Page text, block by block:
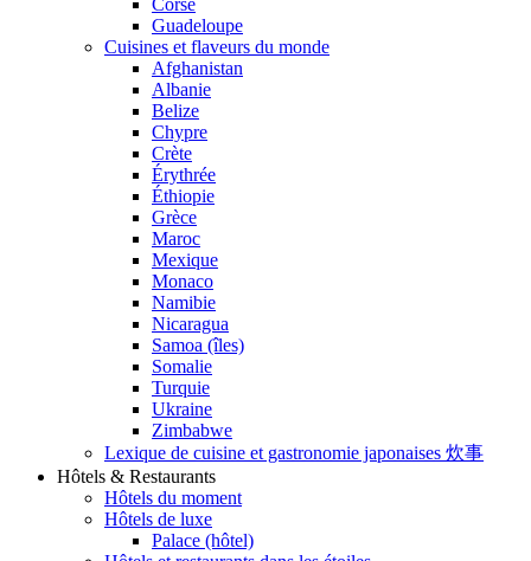
Corse
Guadeloupe
Cuisines et flaveurs du monde
Afghanistan
Albanie
Belize
Chypre
Crète
Érythrée
Éthiopie
Grèce
Maroc
Mexique
Monaco
Namibie
Nicaragua
Samoa (îles)
Somalie
Turquie
Ukraine
Zimbabwe
Lexique de cuisine et gastronomie japonaises 炊事
Hôtels & Restaurants
Hôtels du moment
Hôtels de luxe
Palace (hôtel)